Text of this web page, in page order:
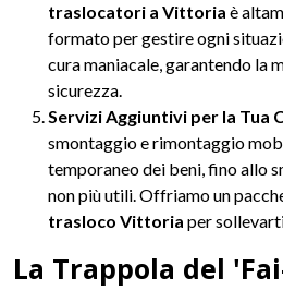
traslocatori a Vittoria è
formato per gestire ogni
cura maniacale, garantendo la
sicurezza.
Servizi Aggiuntivi per la Tua
smontaggio e rimontaggio
temporaneo dei beni, fino allo
non più utili. Offriamo un
trasloco Vittoria per
La Trappola del